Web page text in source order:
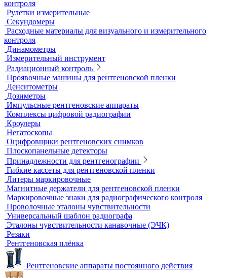
Визуальный и измерительный контроль
ВИК
Видеоэндоскопы
Высокоскоростные камеры
Измерители шероховатости
Испытательные динамометрические стенды
Лупы
Микроскопы
Образцы шероховатости поверхности
Принадлежности для визуального и измерительного
контроля
Рулетки измерительные
Секундомеры
Расходные материалы для визуального и измерительного
контроля
Динамометры
Измерительный инструмент
Радиационный контроль
Проявочные машины для рентгеновской пленки
Денситометры
Дозиметры
Импульсные рентгеновские аппараты
Комплексы цифровой радиографии
Кроулеры
Негатоскопы
Оцифровщики рентгеновских снимков
Плоскопанельные детекторы